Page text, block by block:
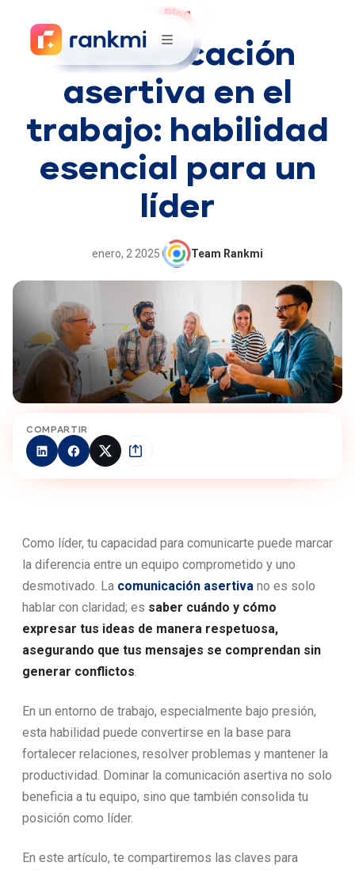
Blog
Comunicación
asertiva en el
trabajo: habilidad
esencial para un
líder
enero, 2 2025· Team Rankmi
COMPARTIR
Como líder, tu capacidad para comunicarte puede marcar
la diferencia entre un equipo comprometido y uno
desmotivado. La comunicación asertiva no es solo
hablar con claridad; es saber cuándo y cómo
expresar tus ideas de manera respetuosa,
asegurando que tus mensajes se comprendan sin
generar conflictos
En un entorno de trabajo, especialmente bajo presión,
esta habilidad puede convertirse en la base para
fortalecer relaciones, resolver problemas y mantener la
productividad. Dominar la comunicación asertiva no solo
beneficia a tu equipo, sino que también consolida tu
posición como líder.
En este artículo, te compartiremos las claves para